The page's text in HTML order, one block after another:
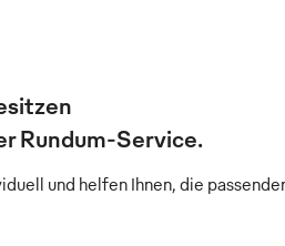
Rundum-Service.
und helfen Ihnen, die